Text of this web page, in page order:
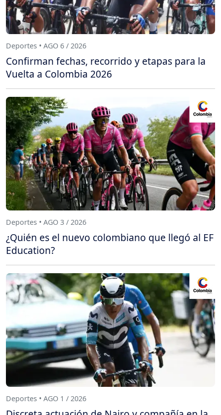
Deportes • AGO 6 / 2026
Confirman fechas, recorrido y etapas para la
Vuelta a Colombia 2026
Deportes • AGO 3 / 2026
¿Quién es el nuevo colombiano que llegó al EF
Education?
Deportes • AGO 1 / 2026